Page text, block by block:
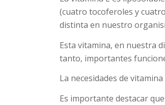
(cuatro tocoferoles y
distinta en nuestro
Esta vitamina, en nuestra
tanto, importantes
La necesidades de
Es importante destacar